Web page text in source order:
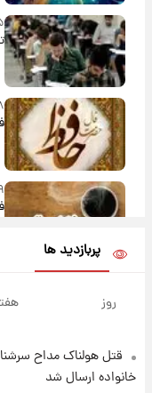
۱۵
۸
۹
۱۷
پربازدید ها
روز
قتل هولناک مداح
خانواده ارسال شد